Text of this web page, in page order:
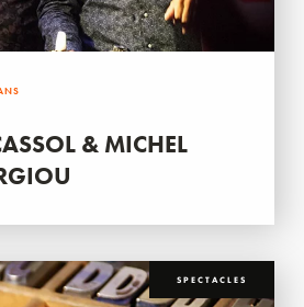
& MICHEL
SPECTACLES